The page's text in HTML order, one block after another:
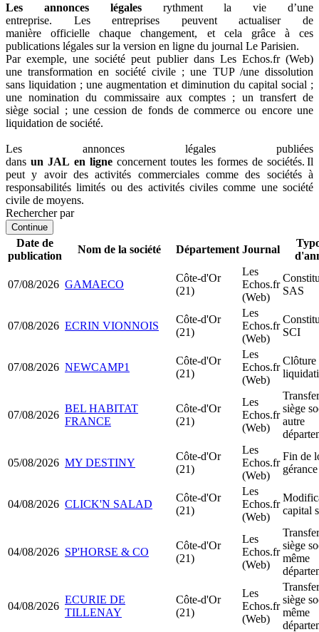
Les annonces légales
rythment la vie d’une
entreprise. Les entreprises peuvent actualiser de
manière officielle chaque changement, et cela grâce à ces
publications légales sur la version en ligne du journal Le Parisien.
Par exemple, une société peut publier dans Les Echos.fr (Web)
une transformation en société civile ; une TUP /une dissolution
sans liquidation ; une augmentation et diminution du capital social ;
une nomination du commissaire aux comptes ; un transfert de
siège social ; une cession de fonds de commerce ou encore une
liquidation de société.
Les annonces légales publiées
dans un JAL en ligne concernent toutes les formes de sociétés. Il
peut y avoir des activités commerciales comme des sociétés à
responsabilités limités ou des activités civiles comme une société
civile de moyens.
Rechercher par
Continue
Date de
publication
Nom de la société Département Journal
07/08/2026 GAMAECO
Côte-d'Or
(21)
Les
Echos.fr
(Web)
SAS
07/08/2026 ECRIN VIONNOIS
Côte-d'Or
(21)
Les
Echos.fr
(Web)
SCI
07/08/2026 NEWCAMP1
Côte-d'Or
(21)
Les
Echos.fr
(Web)
Clôture
07/08/2026
BEL HABITAT
FRANCE
Côte-d'Or
(21)
Les
Echos.fr
(Web)
siège
autre
05/08/2026 MY DESTINY
Côte-d'Or
(21)
Les
Echos.fr
(Web)
Fin de
gérance
04/08/2026 CLICK'N SALAD
Côte-d'Or
(21)
Les
Echos.fr
(Web)
capital
04/08/2026 SP'HORSE & CO
Côte-d'Or
(21)
Les
Echos.fr
(Web)
siège
même
04/08/2026
ECURIE DE
TILLENAY
Côte-d'Or
(21)
Les
Echos.fr
(Web)
siège
même